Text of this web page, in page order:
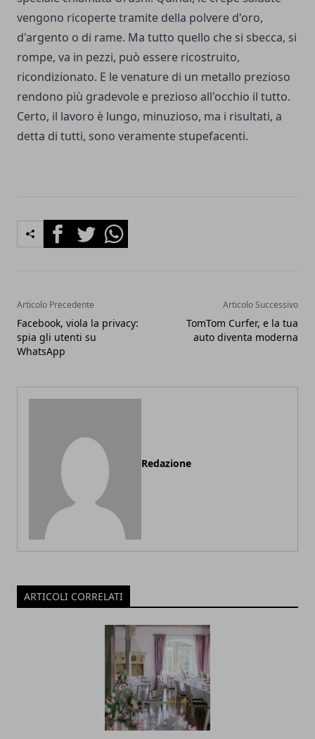
vengono ricoperte tramite della polvere d'oro,
d'argento o di rame. Ma tutto quello che si sbecca, si
rompe, va in pezzi, può essere ricostruito,
ricondizionato. E le venature di un metallo prezioso
rendono più gradevole e prezioso all'occhio il tutto.
Certo, il lavoro è lungo, minuzioso, ma i risultati, a
detta di tutti, sono veramente stupefacenti.
FacebookTwitterWhatsapp
Articolo Precedente
Facebook, viola la privacy:
spia gli utenti su
WhatsApp
Articolo Successivo
TomTom Curfer, e la tua
auto diventa moderna
Redazione
ARTICOLI CORRELATI